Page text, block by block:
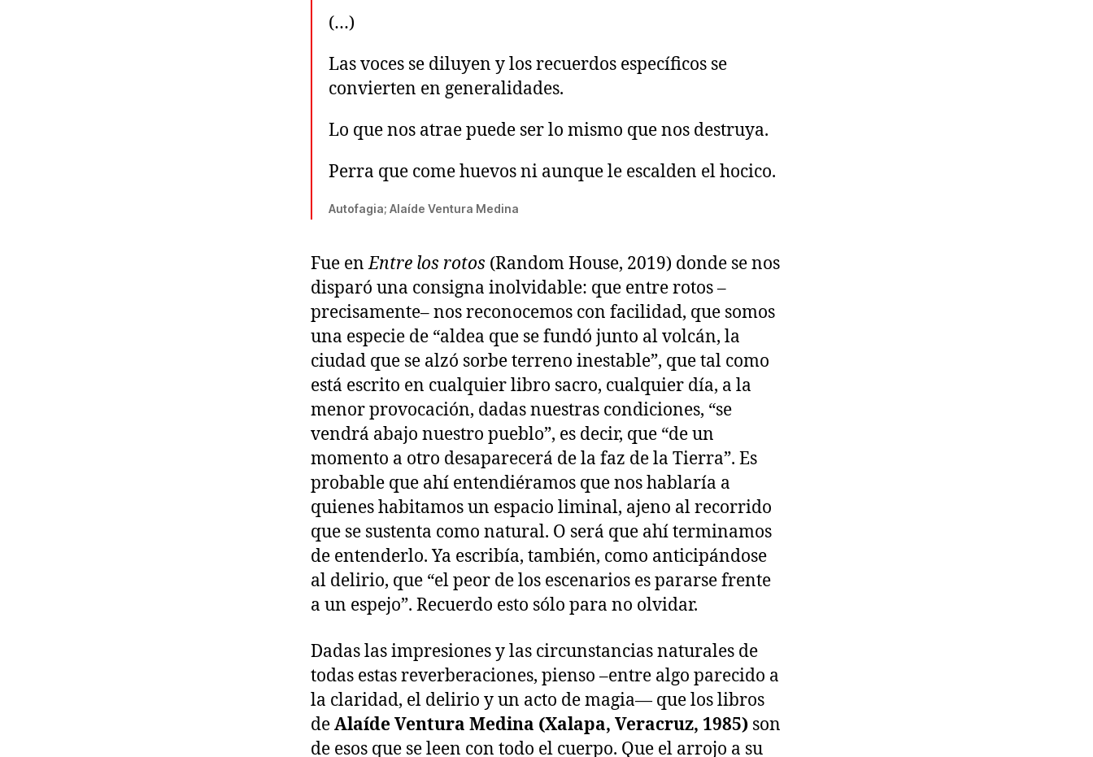
(…)
Las voces se diluyen y los recuerdos específicos se
convierten en generalidades.
Lo que nos atrae puede ser lo mismo que nos destruya.
Perra que come huevos ni aunque le escalden el hocico.
Autofagia; Alaíde Ventura Medina
Fue enEntre los rotos (Random House, 2019) donde se nos
disparó una consigna inolvidable: que entre rotos –
precisamente– nos reconocemos con facilidad, que somos
una especie de “aldea que se fundó junto al volcán, la
ciudad que se alzó sorbe terreno inestable”, que tal como
está escrito en cualquier libro sacro, cualquier día, a la
menor provocación, dadas nuestras condiciones, “se
vendrá abajo nuestro pueblo”, es decir, que “de un
momento a otro desaparecerá de la faz de la Tierra”. Es
probable que ahí entendiéramos que nos hablaría a
quienes habitamos un espacio liminal, ajeno al recorrido
que se sustenta como natural. O será que ahí terminamos
de entenderlo. Ya escribía, también, como anticipándose
al delirio, que “el peor de los escenarios es pararse frente
a un espejo”. Recuerdo esto sólo para no olvidar.
Dadas las impresiones y las circunstancias naturales de
todas estas reverberaciones, pienso –entre algo parecido a
la claridad, el delirio y un acto de magia— que los libros
deAlaíde Ventura Medina (Xalapa, Veracruz, 1985) son
de esos que se leen con todo el cuerpo. Que el arrojo a su